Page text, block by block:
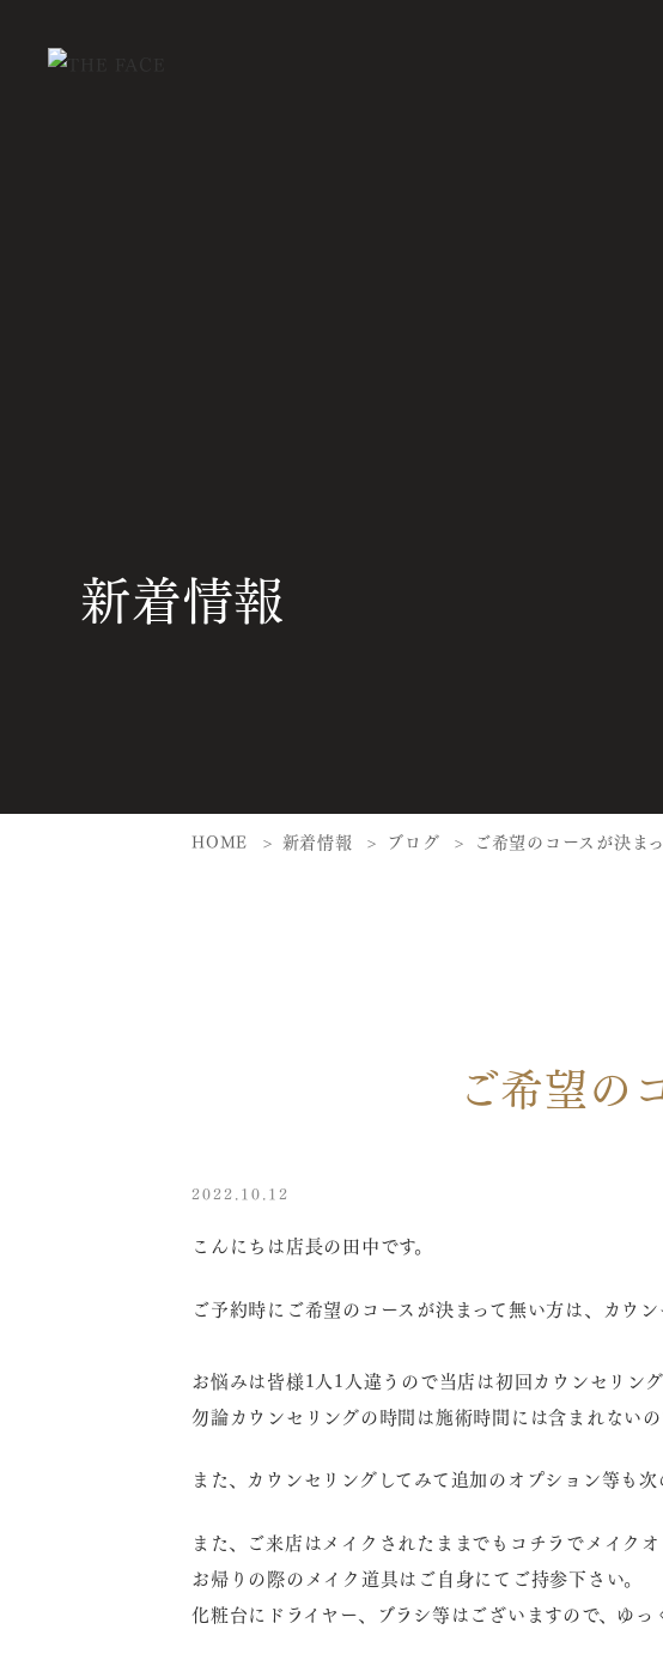
新着情報
HOME 新着情報 ブログ ご希望のコースが決ま
ご希望の
2022.10.12
こんにちは店長の田中です。
ご予約時にご希望のコースが決まって無い方は、カウ
お悩みは皆様1人1人違うので当店は初回カウンセリン
勿論カウンセリングの時間は施術時間には含まれないの
また、カウンセリングしてみて追加のオプション等も
また、ご来店はメイクされたままでもコチラでメイクオ
お帰りの際のメイク道具はご自身にてご持参下さい。
化粧台にドライヤー、ブラシ等はございますので、ゆっ